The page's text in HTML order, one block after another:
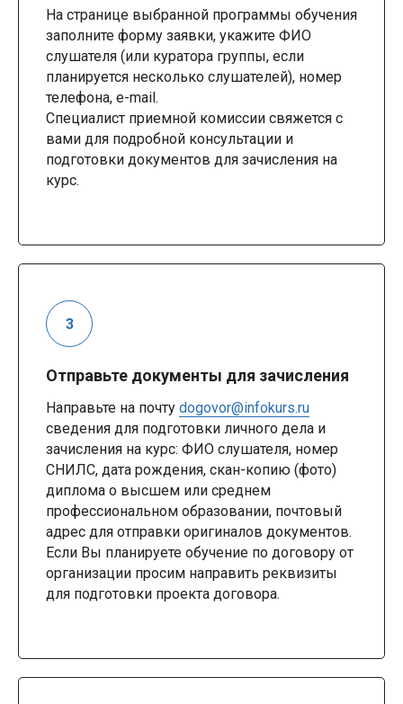
На странице выбранной программы обучения
заполните форму заявки, укажите ФИО
слушателя (или куратора группы, если
планируется несколько слушателей), номер
телефона, e-mail.
Специалист приемной комиссии свяжется с
вами для подробной консультации и
подготовки документов для зачисления на
курс.
Отправьте документы для зачисления
Направьте на почту dogovor@infokurs.ru
сведения для подготовки личного дела и
зачисления на курс: ФИО слушателя, номер
СНИЛС, дата рождения, скан-копию (фото)
диплома о высшем или среднем
профессиональном образовании, почтовый
адрес для отправки оригиналов документов.
Если Вы планируете обучение по договору от
организации просим направить реквизиты
для подготовки проекта договора.